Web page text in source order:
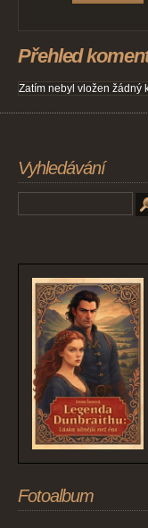
Přehled
Zatím nebyl vložen žádný
Vyhledávání
Fotoalbum